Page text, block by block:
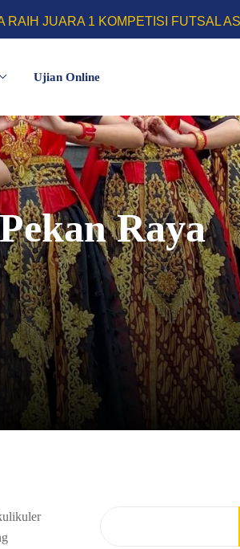
KOMPETISI FUTSAL ASCOPS
Ujian Online
Raya